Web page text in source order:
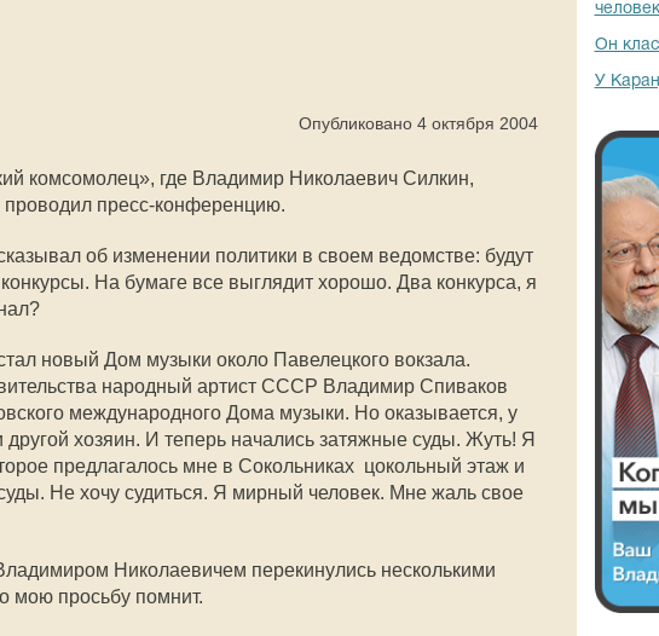
Опубликовано 4 октября 2004
комсомолец», где Владимир Николаевич Силкин,
пресс-конференцию.
об изменении политики в своем ведомстве: будут
На бумаге все выглядит хорошо. Два конкурса, я
новый Дом музыки около Павелецкого вокзала.
народный артист СССР Владимир Спиваков
международного Дома музыки. Но оказывается, у
другой хозяин. И теперь начались затяжные суды. Жуть! Я
предлагалось мне в Сокольниках  цокольный этаж и
Не хочу судиться. Я мирный человек. Мне жаль свое
Николаевичем перекинулись несколькими
мою просьбу помнит.
Он
У